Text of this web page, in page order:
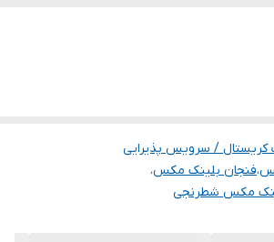
کریستال / سرویس پذیرایی
،فنجان بلینک مکس،
مکس شطرنجی